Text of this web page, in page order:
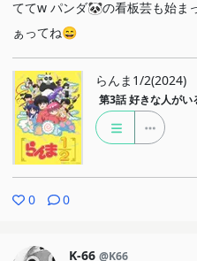
ててw パンダ🐼の看板芸も始ま
ぁってね😄
らんま1/2(2024)
第3話 好きな人がい
0 0
K-66 @K66